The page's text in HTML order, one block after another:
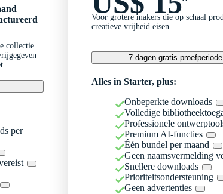
collectie
per
Voor grotere makers die op schaal
creatieve vrijheid eisen
7 dagen gratis proefperiode
Alles in Starter, plus:
Onbeperkte downloads
Volledige
Professionele
Premium AI-functies
Één bundel per maand
Geen naamsvermelding
Snellere downloads
Prioriteitsondersteuning
Geen advertenties